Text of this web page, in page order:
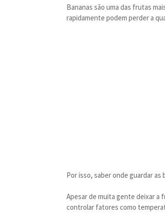
Bananas são uma das frutas
rapidamente podem perder a
Por isso, saber onde guardar
Apesar de muita gente deixar a
controlar fatores como